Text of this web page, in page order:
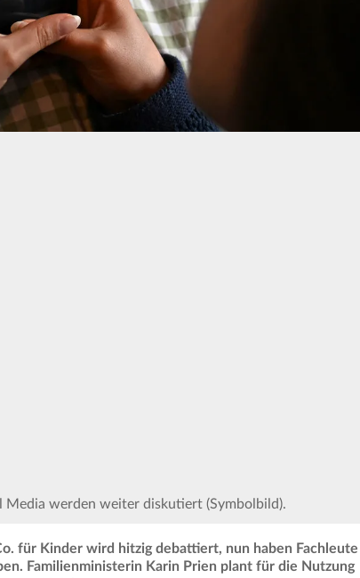
Media werden weiter diskutiert (Symbolbild).
für Kinder wird hitzig debattiert, nun haben Fachleute
Familienministerin Karin Prien plant für die Nutzung